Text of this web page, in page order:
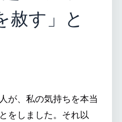
赦す」と
が、私の気持ちを本当
をしました。それ以